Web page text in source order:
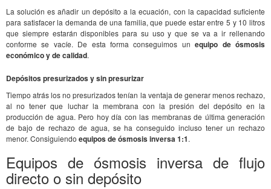
La solución es añadir un depósito a la ecuación, con la capacidad suficiente
para satisfacer la demanda de una familia, que puede estar entre 5 y 10 litros
que siempre estarán disponibles para su uso y que se va a ir rellenando
conforme se vacíe. De esta forma conseguimos unequipo de ósmosis
económico y de calidad.
Depósitos presurizados y sin presurizar
Tiempo atrás los no presurizados tenían la ventaja de generar menos rechazo,
al no tener que luchar la membrana con la presión del depósito en la
producción de agua. Pero hoy día con las membranas de última generación
de bajo de rechazo de agua, se ha conseguido incluso tener un rechazo
menor. Consiguiendo equipos de ósmosis inversa 1:1.
Equipos de ósmosis inversa de flujo
directo o sin depósito